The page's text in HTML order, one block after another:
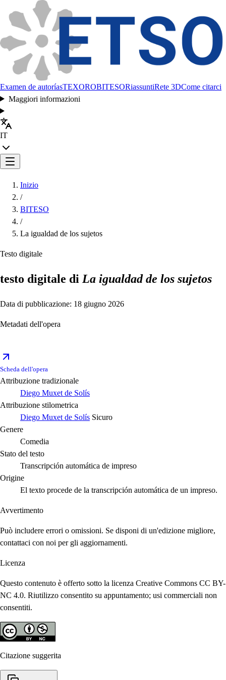
Examen de autoríasTEXOROBITESORiassuntiRete 3DCome citarci
Maggiori informazioni
IT
Inizio
/
BITESO
/
La igualdad de los sujetos
Testo digitale
testo digitale di La igualdad de los sujetos
Data di pubblicazione: 18 giugno 2026
Metadati dell'opera
Scheda dell'opera
Attribuzione tradizionale
Diego Muxet de Solís
Attribuzione stilometrica
Diego Muxet de Solís Sicuro
Genere
Comedia
Stato del testo
Transcripción automática de impreso
Origine
El texto procede de la transcripción automática de un impreso.
Avvertimento
Può includere errori o omissioni. Se disponi di un'edizione migliore,
contattaci con noi per gli aggiornamenti.
Licenza
Questo contenuto è offerto sotto la licenza Creative Commons CC BY-
NC 4.0. Riutilizzo consentito su appuntamento; usi commerciali non
consentiti.
Citazione suggerita